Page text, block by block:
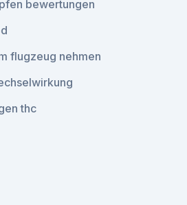
bewertungen
flugzeug nehmen
thc